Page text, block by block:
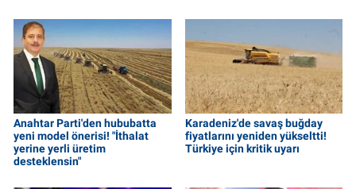
Anahtar Parti'den hububatta
yeni model önerisi! "İthalat
yerine yerli üretim
desteklensin"
Karadeniz'de savaş buğday
fiyatlarını yeniden yükseltti!
Türkiye için kritik uyarı